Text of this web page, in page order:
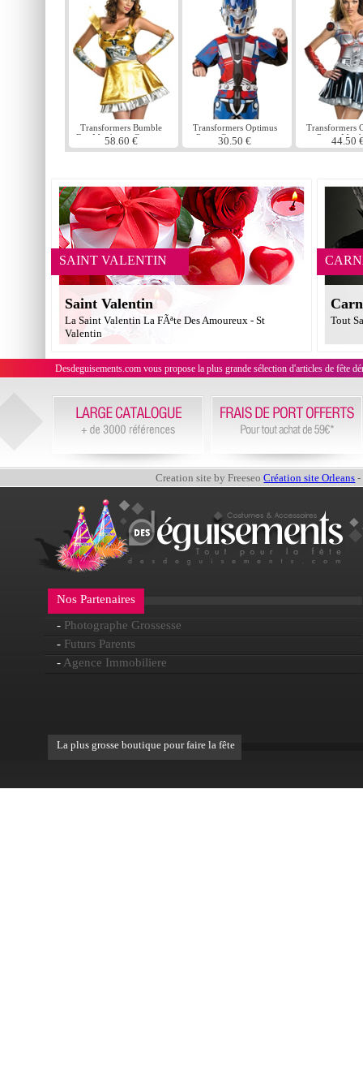
Transformers Bumble
Bee Mesdames Costume
58.60 €
Transformers Optimus
Prime Costume pour
enfants
30.50 €
Transformers
Prime44.50
SAINT VALENTIN
Saint Valentin
La Saint Valentin La FÃªte Des Amoureux - St
Valentin
Tout
Desdeguisements.com vous propose la plus grande sélection d'articles de fête
Creation site by FreeseoCréation site Orleans -
Nos Partenaires
- Photographe Grossesse
- Futurs Parents
- Agence Immobiliere
La plus grosse boutique pour faire la fête